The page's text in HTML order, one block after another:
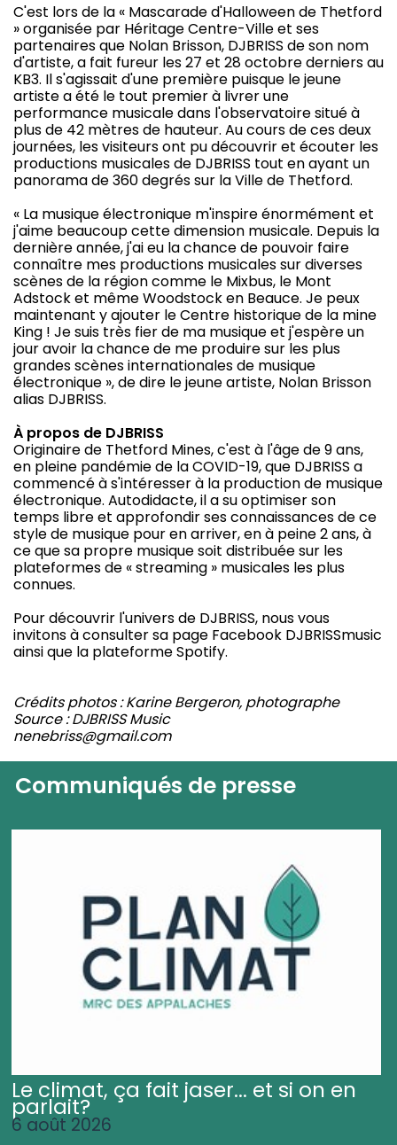
C'est lors de la « Mascarade d'Halloween de Thetford
» organisée par Héritage Centre-Ville et ses
partenaires que Nolan Brisson, DJBRISS de son nom
d'artiste, a fait fureur les 27 et 28 octobre derniers au
KB3. Il s'agissait d'une première puisque le jeune
artiste a été le tout premier à livrer une
performance musicale dans l'observatoire situé à
plus de 42 mètres de hauteur. Au cours de ces deux
journées, les visiteurs ont pu découvrir et écouter les
productions musicales de DJBRISS tout en ayant un
panorama de 360 degrés sur la Ville de Thetford.
« La musique électronique m'inspire énormément et
j'aime beaucoup cette dimension musicale. Depuis la
dernière année, j'ai eu la chance de pouvoir faire
connaître mes productions musicales sur diverses
scènes de la région comme le Mixbus, le Mont
Adstock et même Woodstock en Beauce. Je peux
maintenant y ajouter le Centre historique de la mine
King ! Je suis très fier de ma musique et j'espère un
jour avoir la chance de me produire sur les plus
grandes scènes internationales de musique
électronique », de dire le jeune artiste, Nolan Brisson
alias DJBRISS.
À propos de DJBRISS
Originaire de Thetford Mines, c'est à l'âge de 9 ans,
en pleine pandémie de la COVID-19, que DJBRISS a
commencé à s'intéresser à la production de musique
électronique. Autodidacte, il a su optimiser son
temps libre et approfondir ses connaissances de ce
style de musique pour en arriver, en à peine 2 ans, à
ce que sa propre musique soit distribuée sur les
plateformes de « streaming » musicales les plus
connues.
Pour découvrir l'univers de DJBRISS, nous vous
invitons à consulter sa page Facebook DJBRISSmusic
ainsi que la plateforme Spotify.
Crédits photos : Karine Bergeron, photographe
Source : DJBRISS Music
nenebriss@gmail.com
Communiqués de presse
Le climat, ça fait jaser... et si on en
parlait?
6 août 2026